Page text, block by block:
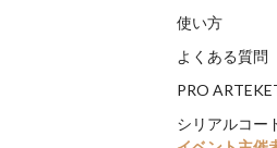
使い方
よくある質問
PRO
シリアルコー